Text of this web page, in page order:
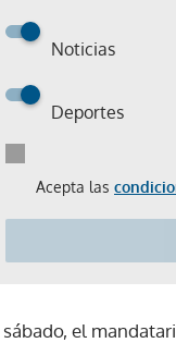
Noticias
Deportes
Acepta las
sábado, el